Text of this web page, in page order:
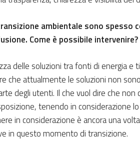
ambientale sono spesso
Come è possibile intervenire?
delle soluzioni tra fonti di energia e
che attualmente le soluzioni non
degli utenti. Il che vuol dire che non
tenendo in considerazione
in considerazione è ancora una
in questo momento di transizione.